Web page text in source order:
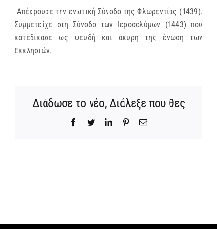
ΜΗΤΡΟΠΟΛΕΙΣ & ΕΠΙΣΚΟΠΕΣ
MEDIA
Απέκρουσε την ενωτική Σύνοδο της Φλωρεντίας (1439).
Συμμετείχε στη Σύνοδο των Ιεροσολύμων (1443) που
κατεδίκασε ως ψευδή και άκυρη της ένωση των
Εκκλησιών.
Διάδωσε το νέο, Διάλεξε που θες
Facebook
TwitterLinkedInPinterestEmail